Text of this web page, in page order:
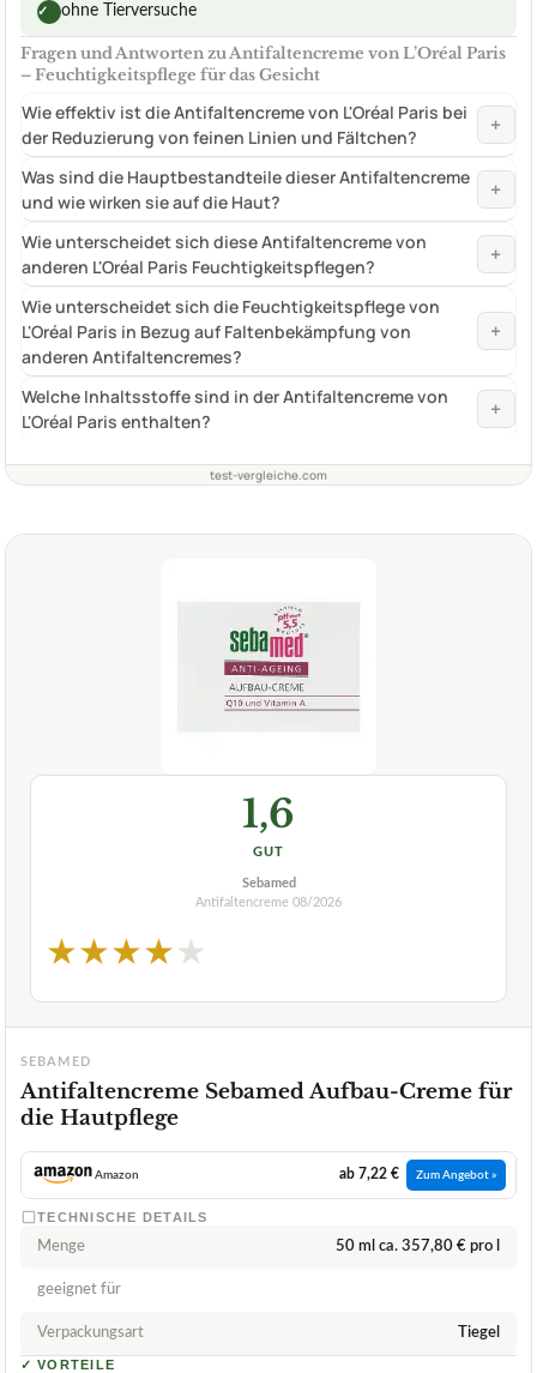
✓ ohne Tierversuche
Fragen und Antworten zu Antifaltencreme von L’Oréal Paris
– Feuchtigkeitspflege für das Gesicht
Wie effektiv ist die Antifaltencreme von L'Oréal Paris bei
der Reduzierung von feinen Linien und Fältchen?
+
Was sind die Hauptbestandteile dieser Antifaltencreme
und wie wirken sie auf die Haut?
+
Wie unterscheidet sich diese Antifaltencreme von
anderen L'Oréal Paris Feuchtigkeitspflegen?
+
Wie unterscheidet sich die Feuchtigkeitspflege von
L'Oréal Paris in Bezug auf Faltenbekämpfung von
anderen Antifaltencremes?
+
Welche Inhaltsstoffe sind in der Antifaltencreme von
L'Oréal Paris enthalten?
+
test-vergleiche.com
1,6
GUT
Sebamed
Antifaltencreme 08/2026
★★★★★
SEBAMED
Antifaltencreme Sebamed Aufbau-Creme für
die Hautpflege
Amazon ab 7,22 € Zum Angebot »
TECHNISCHE DETAILS
Menge 50 ml ca. 357,80 € pro l
geeignet für
Verpackungsart Tiegel
✓ VORTEILE